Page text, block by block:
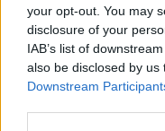
your opt-out. You may
disclosure of your
IAB’s list of
also be disclosed by
Downstream